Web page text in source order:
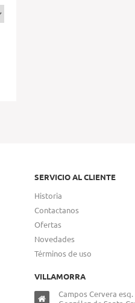
SERVICIO AL CLIENTE
Historia
Contactanos
Ofertas
Novedades
Términos de uso
VILLAMORRA
Campos Cervera esq.